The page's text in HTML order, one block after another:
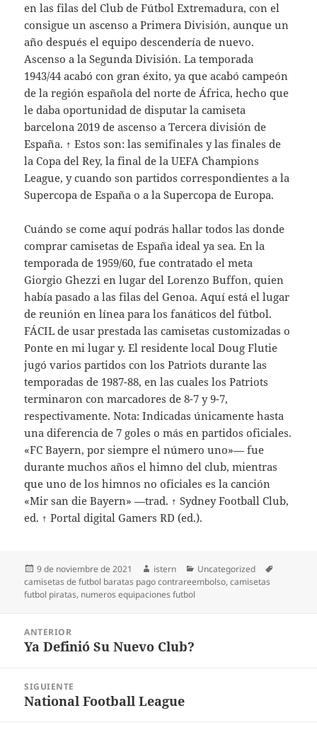
en las filas del Club de Fútbol Extremadura, con el
consigue un ascenso a Primera División, aunque un
año después el equipo descendería de nuevo.
Ascenso a la Segunda División. La temporada
1943/44 acabó con gran éxito, ya que acabó campeón
de la región española del norte de África, hecho que
le daba oportunidad de disputar la camiseta
barcelona 2019 de ascenso a Tercera división de
España. ↑ Estos son: las semifinales y las finales de
la Copa del Rey, la final de la UEFA Champions
League, y cuando son partidos correspondientes a la
Supercopa de España o a la Supercopa de Europa.
Cuándo se come aquí podrás hallar todos las donde
comprar camisetas de España ideal ya sea. En la
temporada de 1959/60, fue contratado el meta
Giorgio Ghezzi en lugar del Lorenzo Buffon, quien
había pasado a las filas del Genoa. Aquí está el lugar
de reunión en línea para los fanáticos del fútbol.
FÁCIL de usar prestada las camisetas customizadas o
Ponte en mi lugar y. El residente local Doug Flutie
jugó varios partidos con los Patriots durante las
temporadas de 1987-88, en las cuales los Patriots
terminaron con marcadores de 8-7 y 9-7,
respectivamente. Nota: Indicadas únicamente hasta
una diferencia de 7 goles o más en partidos oficiales.
«FC Bayern, por siempre el número uno»— fue
durante muchos años el himno del club, mientras
que uno de los himnos no oficiales es la canción
«Mir san die Bayern» —trad. ↑ Sydney Football Club,
ed. ↑ Portal digital Gamers RD (ed.).
Publicado
el
9 de noviembre de 2021 Autor
istern Categorías
Uncategorized
camisetas de futbol baratas pago contrareembolso,camisetas
futbol piratas, numeros equipaciones futbol
entradas
ANTERIOR
Entrada
Ya Definió Su Nuevo Club?
SIGUIENTE
Entrada
National Football League